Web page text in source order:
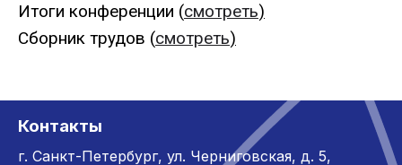
Итоги конференции (смотреть)
Сборник трудов (смотреть)
Контакты
г. Санкт-Петербург, ул. Черниговская, д. 5,